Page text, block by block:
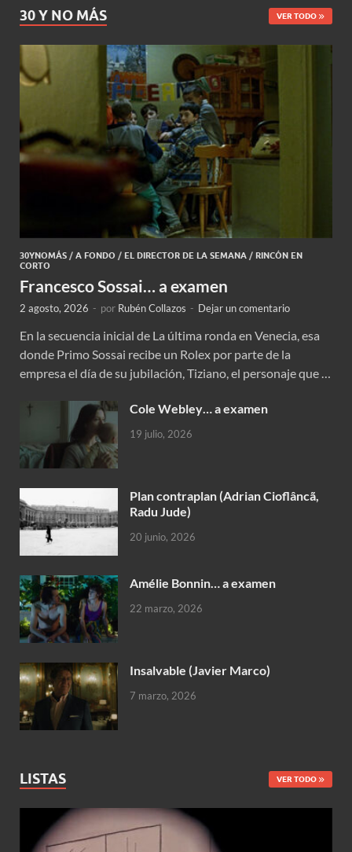
30 Y NO MÁS VER TODO
30YNOMÁS / A FONDO / EL DIRECTOR DE LA SEMANA / RINCÓN EN
CORTO
Francesco Sossai… a examen
2 agosto, 2026 - por Rubén Collazos - Dejar un comentario
En la secuencia inicial de La última ronda en Venecia, esa
donde Primo Sossai recibe un Rolex por parte de la
empresa el día de su jubilación, Tiziano, el personaje que …
Cole Webley… a examen
19 julio, 2026
Plan contraplan (Adrian Cioflâncã,
Radu Jude)
20 junio, 2026
Amélie Bonnin… a examen
22 marzo, 2026
Insalvable (Javier Marco)
7 marzo, 2026
LISTAS VER TODO